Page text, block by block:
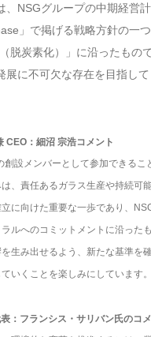
NSGグループの中期経営
」で掲げる戦略方針の一
脱炭素化）」に沿ったもの
展に不可欠な存在を目指して
CEO：細沼 宗浩コメント
創設メンバーとして参加できるこ
、責任あるガラス生産や持続可
に向けた重要な一歩であり、
ルへのコミットメントに沿った
生み出せるよう、新たな基準を
いくことを楽しみにしています。
：フランシス・サリバン氏のコ